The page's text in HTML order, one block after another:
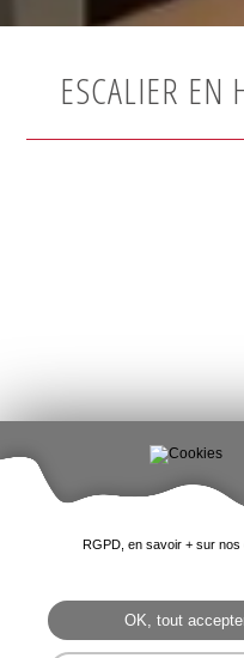
ESCALIER EN
RGPD, en savoir + sur nos
OK, tout